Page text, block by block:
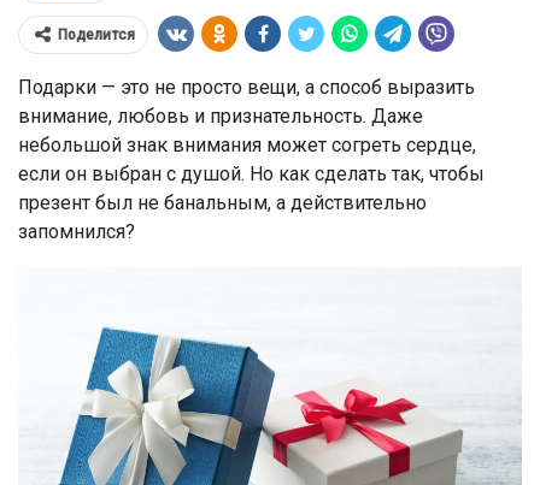
Поделится
Подарки — это не просто вещи, а способ выразить
внимание, любовь и признательность. Даже
небольшой знак внимания может согреть сердце,
если он выбран с душой. Но как сделать так, чтобы
презент был не банальным, а действительно
запомнился?